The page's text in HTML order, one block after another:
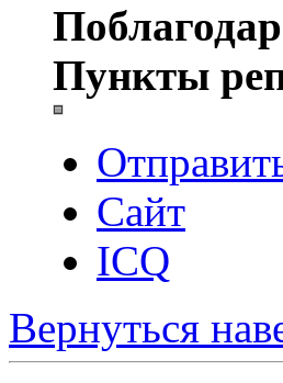
Пункты
Сайт
ICQ
Вернуться